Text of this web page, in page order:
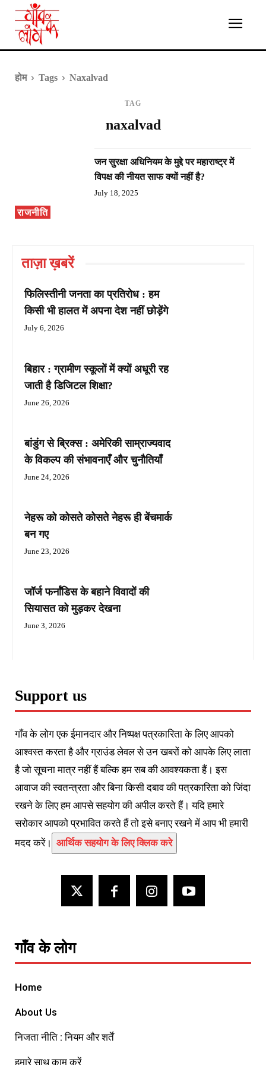
होम Tags Naxalvad
TAG
naxalvad
राजनीति
जन सुरक्षा अधिनियम के मुद्दे पर महाराष्ट्र में
विपक्ष की नीयत साफ क्यों नहीं है?
July 18, 2025
ताज़ा ख़बरें
फिलिस्तीनी जनता का प्रतिरोध : हम
किसी भी हालत में अपना देश नहीं छोड़ेंगे
July 6, 2026
बिहार : ग्रामीण स्कूलों में क्यों अधूरी रह
जाती है डिजिटल शिक्षा?
June 26, 2026
बांडुंग से ब्रिक्स : अमेरिकी साम्राज्यवाद
के विकल्प की संभावनाएँ और चुनौतियाँ
June 24, 2026
नेहरू को कोसते कोसते नेहरू ही बेंचमार्क
बन गए
June 23, 2026
जॉर्ज फर्नांडिस के बहाने विवादों की
सियासत को मुड़कर देखना
June 3, 2026
Support us
गाँव के लोग एक ईमानदार और निष्पक्ष पत्रकारिता के लिए आपको
आश्वस्त करता है और ग्राउंड लेवल से उन खबरों को आपके लिए लाता
है जो सूचना मात्र नहीं हैं बल्कि हम सब की आवश्यकता हैं। इस
आवाज की स्वतन्त्रता और बिना किसी दबाव की पत्रकारिता को जिंदा
रखने के लिए हम आपसे सहयोग की अपील करते हैं। यदि हमारे
सरोकार आपको प्रभावित करते हैं तो इसे बनाए रखने में आप भी हमारी
मदद करें। आर्थिक सहयोग के लिए क्लिक करे
गाँव के लोग
Home
About Us
निजता नीति : नियम और शर्तें
हमारे साथ काम करें